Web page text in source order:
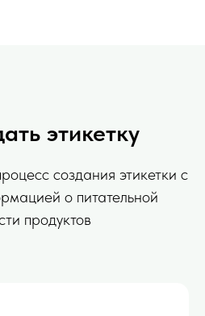
этикетку
создания этикетки с
о питательной
продуктов